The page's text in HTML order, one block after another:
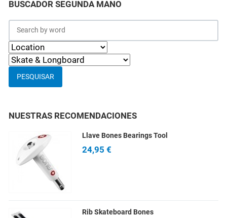
BUSCADOR SEGUNDA MANO
PESQUISAR
NUESTRAS RECOMENDACIONES
Llave Bones Bearings Tool
24,95 €
Rib Skateboard Bones